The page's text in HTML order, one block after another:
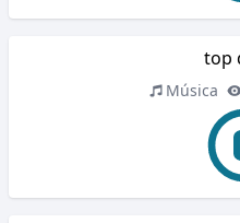
top
Música